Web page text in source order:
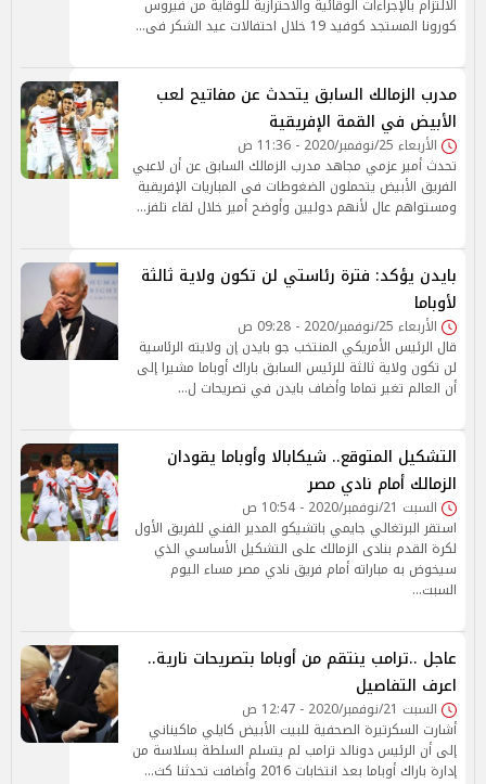
الالتزام بالإجراءات الوقائية والاحترازية للوقاية من فيروس
كورونا المستجد كوفيد 19 خلال احتفالات عيد الشكر فى…
مدرب الزمالك السابق يتحدث عن مفاتيح لعب
الأبيض في القمة الإفريقية
الأربعاء 25/نوفمبر/2020 - 11:36 ص
تحدث أمير عزمي مجاهد مدرب الزمالك السابق عن أن لاعبي
الفريق الأبيض يتحملون الضغوطات فى المباريات الإفريقية
ومستواهم عال لأنهم دوليين وأوضح أمير خلال لقاء تلفز…
بايدن يؤكد: فترة رئاستي لن تكون ولاية ثالثة
لأوباما
الأربعاء 25/نوفمبر/2020 - 09:28 ص
قال الرئيس الأمريكي المنتخب جو بايدن إن ولايته الرئاسية
لن تكون ولاية ثالثة للرئيس السابق باراك أوباما مشيرا إلى
أن العالم تغير تماما وأضاف بايدن في تصريحات ل…
التشكيل المتوقع.. شيكابالا وأوباما يقودان
الزمالك أمام نادي مصر
السبت 21/نوفمبر/2020 - 10:54 ص
استقر البرتغالي جايمي باتشيكو المدير الفني للفريق الأول
لكرة القدم بنادى الزمالك على التشكيل الأساسي الذي
سيخوض به مباراته أمام فريق نادي مصر مساء اليوم
السبت…
عاجل ..ترامب ينتقم من أوباما بتصريحات نارية..
اعرف التفاصيل
السبت 21/نوفمبر/2020 - 12:47 ص
أشارت السكرتيرة الصحفية للبيت الأبيض كايلي ماكيناني
إلى أن الرئيس دونالد ترامب لم يتسلم السلطة بسلاسة من
إدارة باراك أوباما بعد انتخابات 2016 وأضافت تحدثنا كث…